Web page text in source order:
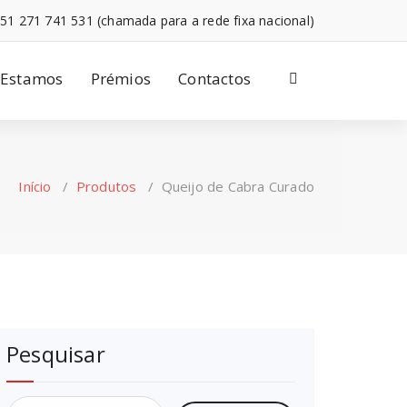
271 741 531 (chamada para a rede fixa nacional)
Prémios Contactos
Início / Produtos / Queijo de Cabra Curado
Pesquisar